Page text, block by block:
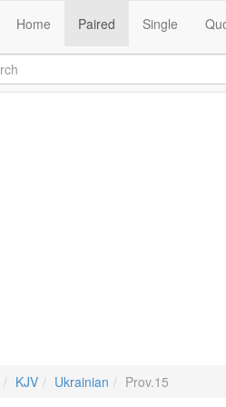
Home Paired Single
KJV Ukrainian Prov.15